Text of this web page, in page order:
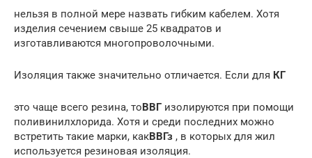
нельзя в полной мере назвать гибким кабелем. Хотя
изделия сечением свыше 25 квадратов и
изготавливаются многопроволочными.
Изоляция также значительно отличается. Если для КГ
это чаще всего резина, тоВВГ изолируются при помощи
поливинилхлорида. Хотя и среди последних можно
встретить такие марки, какВВГз , в которых для жил
используется резиновая изоляция.